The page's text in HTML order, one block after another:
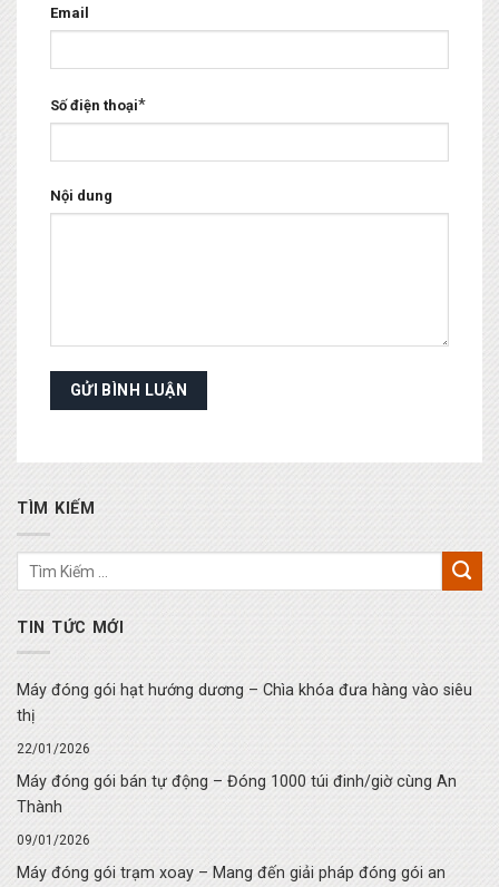
Email
Số điện thoại*
Nội dung
TÌM KIẾM
TIN TỨC MỚI
Máy đóng gói hạt hướng dương – Chìa khóa đưa hàng vào siêu
thị
22/01/2026
Máy đóng gói bán tự động – Đóng 1000 túi đinh/giờ cùng An
Thành
09/01/2026
Máy đóng gói trạm xoay – Mang đến giải pháp đóng gói an